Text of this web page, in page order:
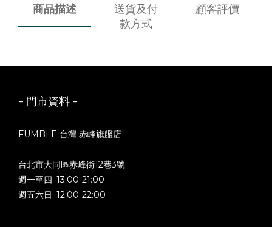
商品描述
送貨及付
款方式
顧客評價
- 門市資料 -
FUMBLE 台灣 赤峰旗艦店
台北市大同區赤峰街12巷3號
週一至四: 13:00-21:00
週五六日: 12:00-22:00